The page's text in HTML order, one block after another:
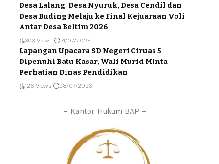
Desa Lalang, Desa Nyuruk, Desa Cendil dan
Desa Buding Melaju ke Final Kejuaraan Voli
Antar Desa Beltim 2026
303 Views 31/07/2026
Lapangan Upacara SD Negeri Ciruas 5
Dipenuhi Batu Kasar, Wali Murid Minta
Perhatian Dinas Pendidikan
126 Views 28/07/2026
– Kantor Hukum BAP –